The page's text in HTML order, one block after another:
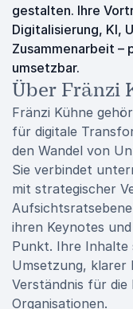
gestalten. Ihre
Digitalisierung, KI,
Zusammenarbeit –
umsetzbar.
Über Fränzi
Fränzi Kühne
für digitale
den Wandel von
Sie verbindet
mit strategischer
ihren Keynotes
Punkt. Ihre Inhalte
Umsetzung, klarer
Verständnis für
Organisationen.